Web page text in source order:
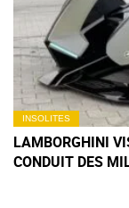
INSOLITES
LAMBORGHINI
CONDUIT DES